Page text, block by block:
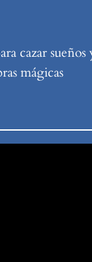
cazar
mágicas